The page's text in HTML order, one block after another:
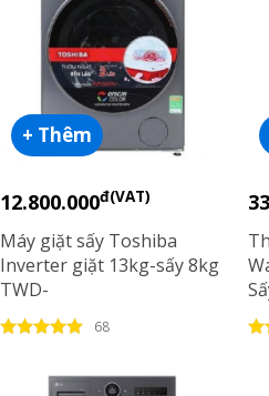
+ Thêm
12.800.000đ(VAT)
Máy giặt sấy Toshiba
Inverter giặt 13kg-sấy 8kg
TWD-
T25BZP140MWV(MG)
68